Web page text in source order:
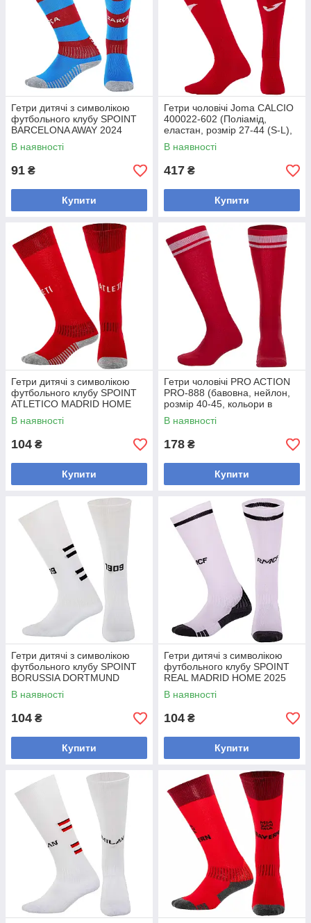
Гетри дитячі з символікою
футбольного клубу SPOINT
BARCELONA AWAY 2024
ETM2401-AW (розмір 32-39,
бордовий-синій)
В наявності
91 ₴
Купити
Гетри чоловічі Joma CALCIO
400022-602 (Поліамід,
еластан, розмір 27-44 (S-L),
червоний-білий)
В наявності
417 ₴
Купити
Гетри дитячі з символікою
футбольного клубу SPOINT
ATLETICO MADRID HOME
2025 ETM2507 (розмір 32-39,
червоний)
В наявності
104 ₴
Купити
Гетри чоловічі PRO ACTION
PRO-888 (бавовна, нейлон,
розмір 40-45, кольори в
асортименті)
В наявності
178 ₴
Купити
Гетри дитячі з символікою
футбольного клубу SPOINT
BORUSSIA DORTMUND
THIRD 2025 ETM2517-BD3
(розмір 32-39, білий)
В наявності
104 ₴
Купити
Гетри дитячі з символікою
футбольного клубу SPOINT
REAL MADRID HOME 2025
ETM2502-RM1 (розмір 32-39,
білий чорний)
В наявності
104 ₴
Купити